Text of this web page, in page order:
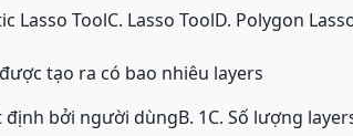
Lasso ToolC. Lasso ToolD. Polygon
tạo ra có bao nhiêu layers
định bởi người dùngB. 1C. Số lượng